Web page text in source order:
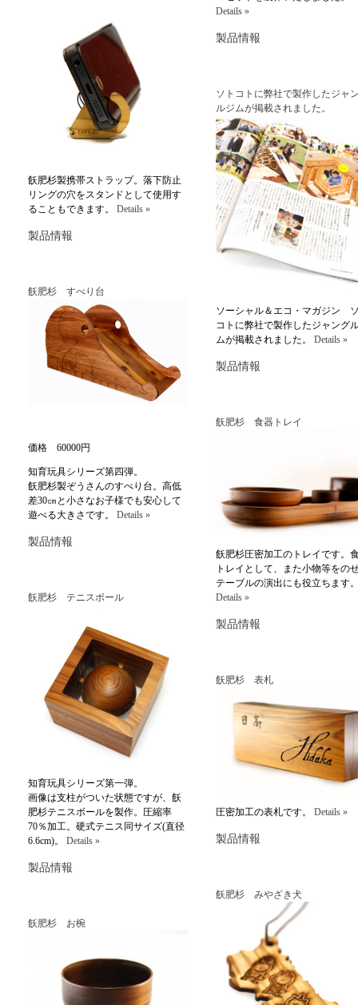
Details »
製品情報
飫肥杉製携帯ストラップ。落下防止
リングの穴をスタンドとして使用す
ることもできます。 Details »
製品情報
ソトコトに弊社で製作したジャ
ルジムが掲載されました。
ソーシャル＆エコ・マガジン
コトに弊社で製作したジャング
ムが掲載されました。 Details »
製品情報
飫肥杉 すべり台
価格 60000円
知育玩具シリーズ第四弾。
飫肥杉製ぞうさんのすべり台。高低
差30㎝と小さなお子様でも安心して
遊べる大きさです。 Details »
製品情報
飫肥杉 食器トレイ
飫肥杉圧密加工のトレイです。
トレイとして、また小物等をの
テーブルの演出にも役立ちます
Details »
製品情報
飫肥杉 テニスボール
知育玩具シリーズ第一弾。
画像は支柱がついた状態ですが、飫
肥杉テニスボールを製作。圧縮率
70％加工。硬式テニス同サイズ(直径
6.6cm)。 Details »
製品情報
飫肥杉 表札
圧密加工の表札です。 Details »
製品情報
飫肥杉 みやざき犬
飫肥杉 お椀